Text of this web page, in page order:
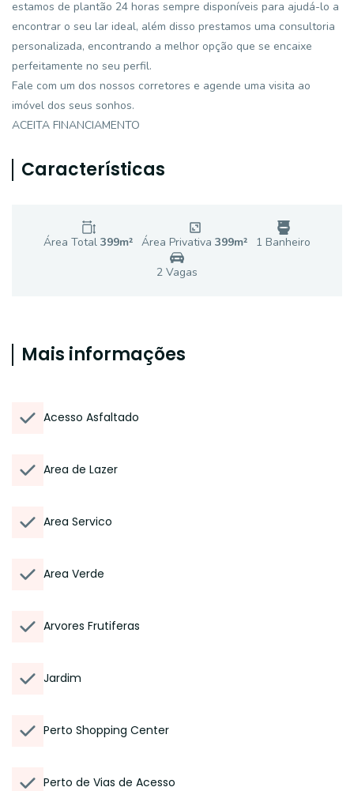
estamos de plantão 24 horas sempre disponíveis para ajudá-lo a
encontrar o seu lar ideal, além disso prestamos uma consultoria
personalizada, encontrando a melhor opção que se encaixe
perfeitamente no seu perfil.
Fale com um dos nossos corretores e agende uma visita ao
imóvel dos seus sonhos.
ACEITA FINANCIAMENTO
Características
Área Total 399m² Área Privativa 399m² 1 Banheiro
2 Vagas
Mais informações
Acesso Asfaltado
Area de Lazer
Area Servico
Area Verde
Arvores Frutiferas
Jardim
Perto Shopping Center
Perto de Vias de Acesso